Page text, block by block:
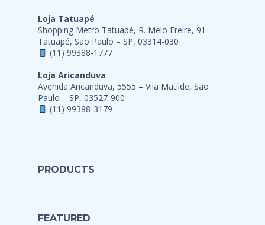
Loja Tatuapé
Shopping Metro Tatuapé, R. Melo Freire, 91 –
Tatuapé, São Paulo – SP, 03314-030
(11) 99388-1777
Loja Aricanduva
Avenida Aricanduva, 5555 – Vila Matilde, São
Paulo – SP, 03527-900
(11) 99388-3179
PRODUCTS
FEATURED